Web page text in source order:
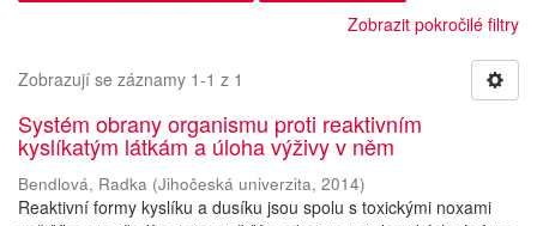
Zobrazit pokročilé filtry
Zobrazují se záznamy 1-1 z 1
Systém obrany organismu proti reaktivním
kyslíkatým látkám a úloha výživy v něm
Bendlová, Radka (Jihočeská univerzita, 2014)
Reaktivní formy kyslíku a dusíku jsou spolu s toxickými noxami